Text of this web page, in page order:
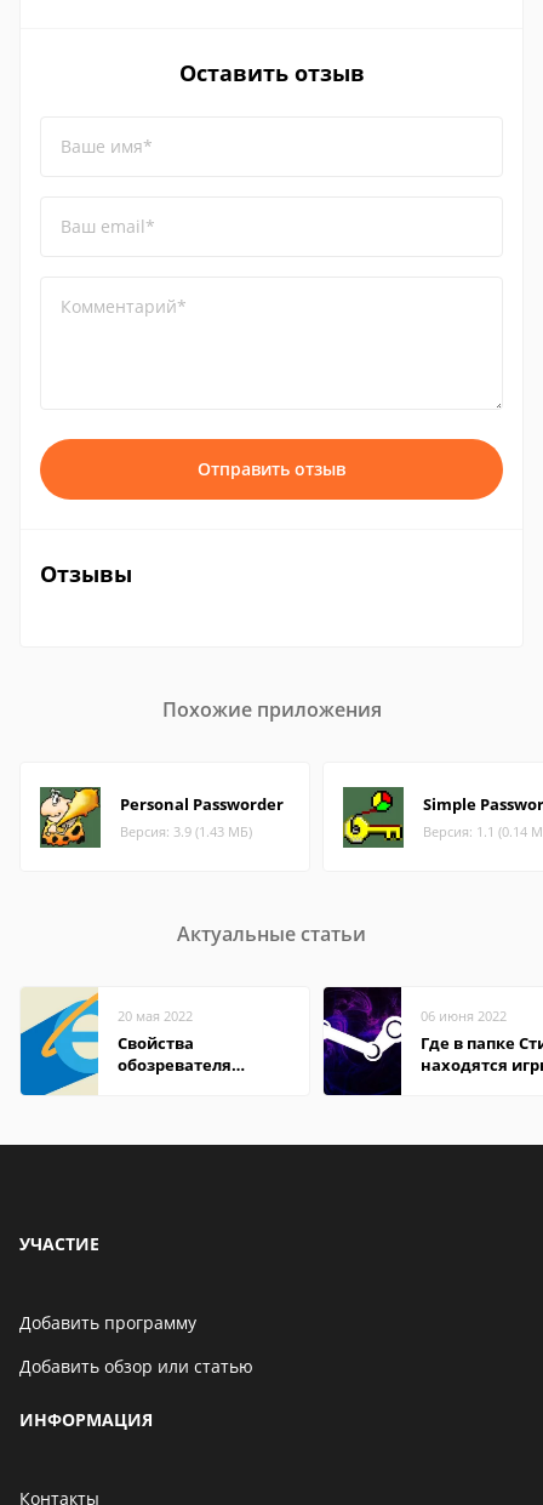
Оставить отзыв
Ваше имя*
Ваш email*
Комментарий*
Отправить отзыв
Отзывы
Похожие приложения
Personal Passworder
Версия: 3.9 (1.43 МБ)
Simple
Версия: 1.1 (0.14
Актуальные статьи
20 мая 2022
Свойства
обозревателя
06 июня 2022
Где в папке
находятся
УЧАСТИЕ
Добавить программу
Добавить обзор или статью
ИНФОРМАЦИЯ
Контакты